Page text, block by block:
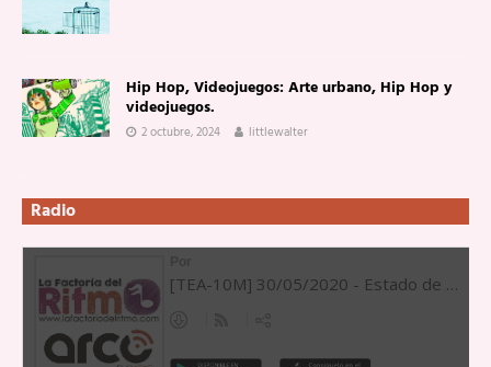
Hip Hop, Videojuegos: Arte urbano, Hip Hop y
videojuegos.
2 octubre, 2024 littlewalter
Radio